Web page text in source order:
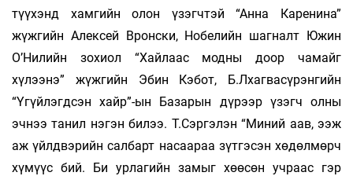
түүхэнд хамгийн олон үзэгчтэй “Анна Каренина”
жүжгийн Алексей Вронски, Нобелийн шагналт Южин
О’Нилийн зохиол “Хайлаас модны доор чамайг
хүлээнэ” жүжгийн Эбин Кэбот, Б.Лхагвасүрэнгийн
“Үгүйлэгдсэн хайр”-ын Базарын дүрээр үзэгч олны
эчнээ танил нэгэн билээ. Т.Сэргэлэн “Миний аав, ээж
аж үйлдвэрийн салбарт насаараа зүтгэсэн хөдөлмөрч
хүмүүс бий. Би урлагийн замыг хөөсөн учраас гэр